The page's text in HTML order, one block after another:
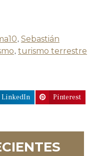
, Sebastián
, turismo terrestre
LinkedIn
Pinterest